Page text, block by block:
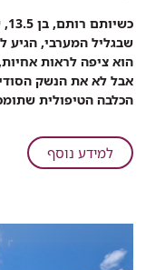
שיתוף
נביחת
הרגעה:
יותם,
מפונה
קיבל
ליווי
טיפוליות
רפואי
שבגליל המערבי, הגיע
הוא ציפה לראות
אבל לא את הנשק
הכלבה הטיפולית
למידע נוסףעל
נביחת